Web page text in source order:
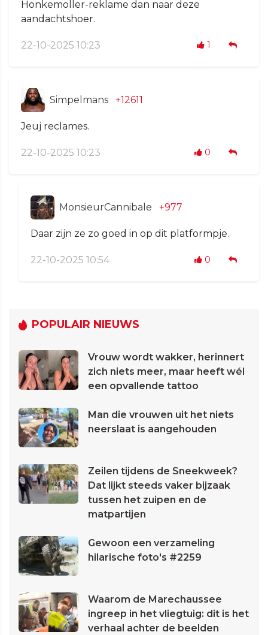
Honkemoller-reklame dan naar deze
aandachtshoer.
22-10-2025 10:23 1
Simpelmans +12611
Jeuj reclames.
22-10-2025 10:23 0
MonsieurCannibale +977
Daar zijn ze zo goed in op dit platformpje.
22-10-2025 10:54 0
POPULAIR NIEUWS
Vrouw wordt wakker, herinnert
zich niets meer, maar heeft wél
een opvallende tattoo
Man die vrouwen uit het niets
neerslaat is aangehouden
Zeilen tijdens de Sneekweek?
Dat lijkt steeds vaker bijzaak
tussen het zuipen en de
matpartijen
Gewoon een verzameling
hilarische foto's #2259
Waarom de Marechaussee
ingreep in het vliegtuig: dit is het
verhaal achter de beelden